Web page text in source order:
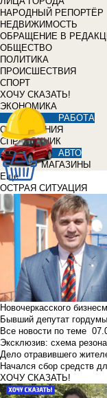
НАРОДНЫЙ РЕПОРТЁР
НЕДВИЖИМОСТЬ
ОБРАЩЕНИЕ В
ОБЩЕСТВО
ПОЛИТИКА
ПРОИСШЕСТВИЯ
СПОРТ
ХОЧУ СКАЗАТЬ!
ЭКОНОМИКА
РАБОТА
ОБЪЯВЛЕНИЯ
СПРАВОЧНИК
АВТО
МАГАЗИНЫ
Еще
ОСТРАЯ СИТУАЦИЯ
Новочеркасского
Бывший депутат
Все новости по теме
Эксклюзив: схема
Дело отравившего
Начался сбор средств
ХОЧУ СКАЗАТЬ!